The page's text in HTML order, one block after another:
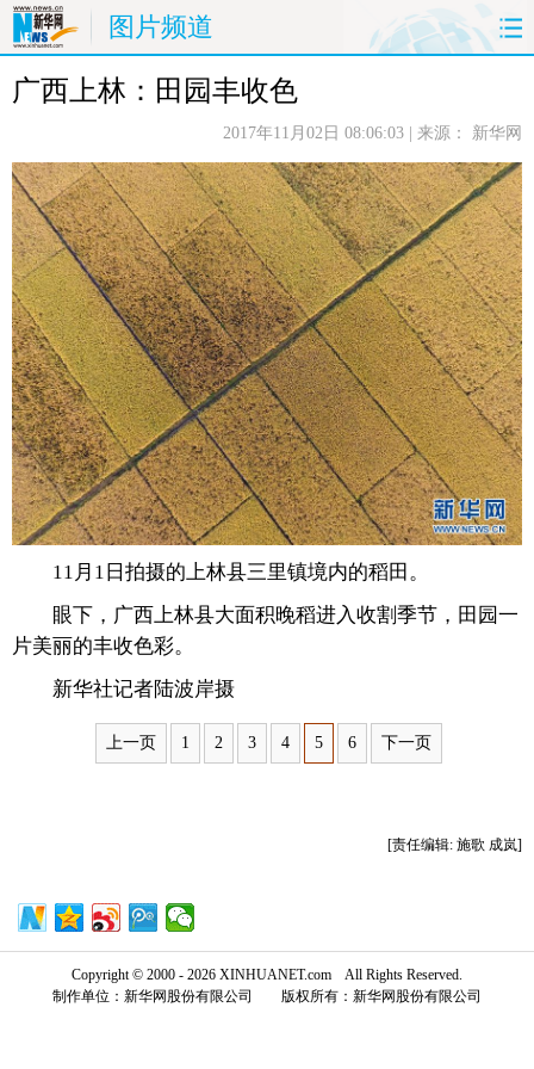
图片频道
首页 时政
时尚 思客 地方 法治
港澳 台湾 华人 汽车
科技 能源 房产 公司
图片 视频 彩票 食品
旅游 健康 信息化 数据
金融 公益 军事 无人机
富媒体 摄影 新华广播
新华电视中文
广西上林：田园丰收色
2017年11月02日 08:06:03 | 来源： 新华网
11月1日拍摄的上林县三里镇境内的稻田。
眼下，广西上林县大面积晚稻进入收割季节，田园一
片美丽的丰收色彩。
新华社记者陆波岸摄
上一页 1 2 3 4 5 6 下一页
[责任编辑: 施歌 成岚]
Copyright © 2000 - 2026 XINHUANET.com All Rights Reserved.
制作单位：新华网股份有限公司 版权所有：新华网股份有限公司